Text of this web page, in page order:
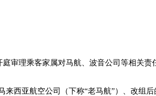
审理乘客家属对马航、波音公司等相关责
西亚航空公司（下称“老马航”）、改组